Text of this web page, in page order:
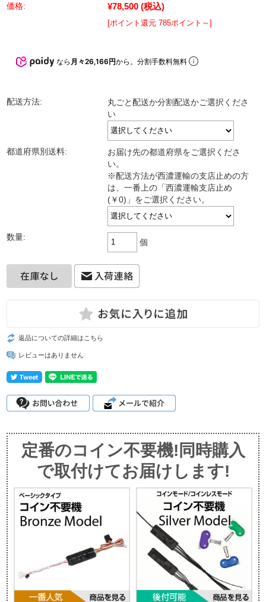
価格: ¥78,500 (税込)
[ポイント還元 785ポイント～]
なら 月々26,166円から。分割手数料無料
配送方法:
丸ごと配送か分割配送かご選択くださ
い
都道府県別送料:
お届け先の都道府県をご選択くださ
い。
※配送方法が西濃運輸の支店止めの方
は、一番上の「西濃運輸支店止め
(￥0)」をご選択ください。
数量:
個
返品についての詳細はこちら
レビューはありません
定番のコイン不要機!同時購入
で取付けてお届けします!